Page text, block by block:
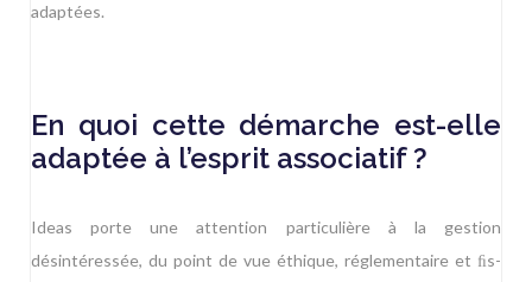
adaptées.
En quoi cette démarche est-elle
adaptée à l’esprit associatif ?
Ideas porte une attention particulière à la gestion
désintéressée, du point de vue éthique, réglementaire et ﬁs-